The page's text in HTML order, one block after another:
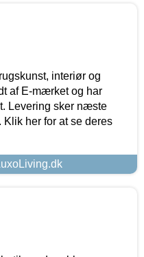
interiør og
af E-mærket og har
Levering sker næste
her for at se deres